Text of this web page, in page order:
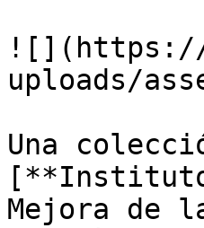
![](https://
uploads/
Una
Mejora de